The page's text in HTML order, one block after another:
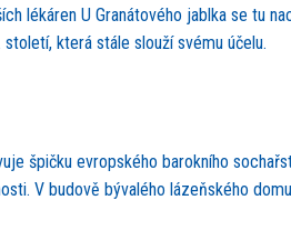
lékáren U Granátového jablka se tu
která stále slouží svému účelu.
špičku evropského barokního
V budově bývalého lázeňského